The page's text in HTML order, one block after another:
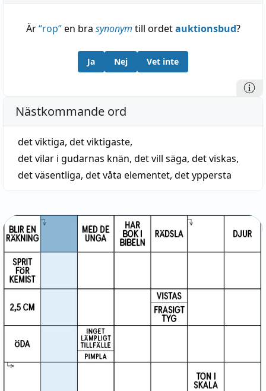
Är“rop”en bra synonym till ordetauktionsbud?
Ja Nej Vet inte
Nästkommande ord
det viktiga, det viktigaste,
det vilar i gudarnas knän, det vill säga, det viskas,
det väsentliga, det våta elementet, det yppersta